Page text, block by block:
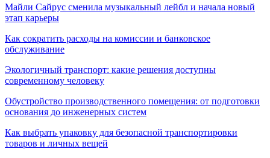
Майли Сайрус сменила музыкальный лейбл и начала новый
этап карьеры
Как сократить расходы на комиссии и банковское
обслуживание
Экологичный транспорт: какие решения доступны
современному человеку
Обустройство производственного помещения: от подготовки
основания до инженерных систем
Как выбрать упаковку для безопасной транспортировки
товаров и личных вещей